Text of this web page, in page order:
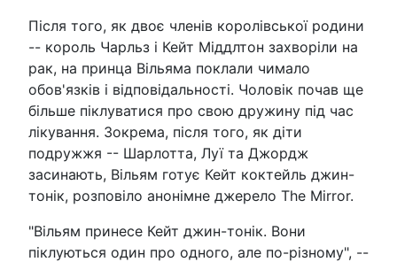
Після того, як двоє членів королівської родини
-- король Чарльз і Кейт Міддлтон захворіли на
рак, на принца Вільяма поклали чимало
обов'язків і відповідальності. Чоловік почав ще
більше піклуватися про свою дружину під час
лікування. Зокрема, після того, як діти
подружжя -- Шарлотта, Луї та Джордж
засинають, Вільям готує Кейт коктейль джин-
тонік, розповіло анонімне джерело The Mirror.
"Вільям принесе Кейт джин-тонік. Вони
піклуються один про одного, але по-різному", --